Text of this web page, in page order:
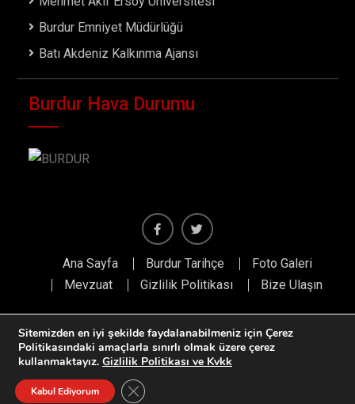
Burdur Emniyet Müdürlüğü
Batı Akdeniz Kalkınma Ajansı
Burdur Hava Durumu
Ana Sayfa Burdur Tarihçe
Foto Galeri
Mevzuat
Gizlilik Politikası Bize Ulaşın
Tüm hakları saklıdır. Burdur Kent Konseyi
Kodlama:
Sitemizden en iyi şekilde faydalanabilmeniz için Çerez
Politikasındaki amaçlarla sınırlı olmak üzere çerez
kullanmaktayız. Gizlilik Politikası ve Kvkk
Kabul Ediyorum GDPR çerez şeridini kapat